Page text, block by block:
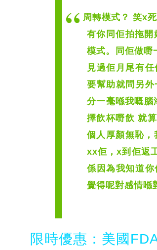
周轉模式？ 笑x
有你同佢拍拖開
模式。同佢做嘢
見過佢月尾有
要幫助就問另
分一毫喺我嘅
擇飲杯嘢飲 就
個人厚顏無恥
xx佢，x到佢返
係因為我知道
覺得呢對感情喺
限時優惠：美國